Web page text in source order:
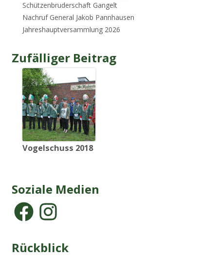
Schützenbruderschaft Gangelt
Nachruf General Jakob Pannhausen
Jahreshauptversammlung 2026
Zufälliger Beitrag
Vogelschuss 2018
Soziale Medien
Rückblick